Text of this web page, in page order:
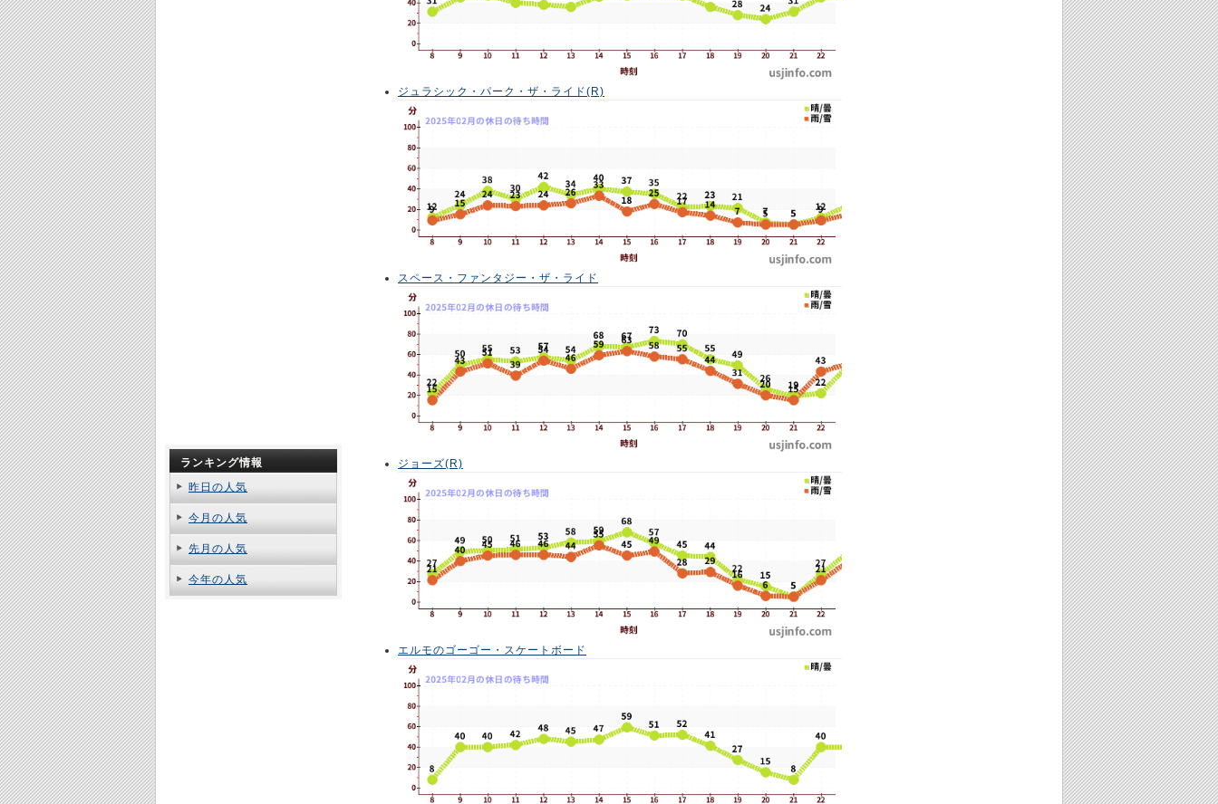
ジュラシック・パーク・ザ・ライド(R)
スペース・ファンタジー・ザ・ライド
ジョーズ(R)
エルモのゴーゴー・スケートボード
ランキング情報
昨日の人気
今月の人気
先月の人気
今年の人気